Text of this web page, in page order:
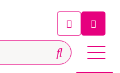
chatbot voor